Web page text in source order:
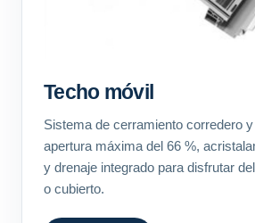
Techo móvil
Sistema de cerramiento corredero
apertura máxima del 66 %,
y drenaje integrado para disfrutar
o cubierto.